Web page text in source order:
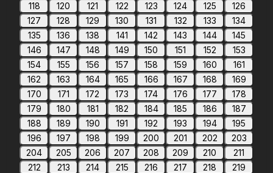
118
120 121 122 123 124 125
126
127
128 129 130 131 132 133
134
135
136 138 141 142 143 144
145
146
147 148 149 150 151 152
153
154
155 156 157 158 159 160
161
162
163 164 165 166 167 168
169
170
171 172 173 174 176 177
178
179
180 181 182 184 185 186
187
188
189 190 191 192 193 194
195
196
197 198 199 200 201 202
203
204
205 206 207 208 209 210
211
212
213 214 215 216 217 218
219